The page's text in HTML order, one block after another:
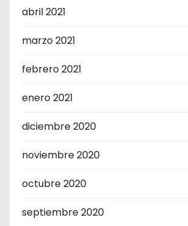
abril 2021
marzo 2021
febrero 2021
enero 2021
diciembre 2020
noviembre 2020
octubre 2020
septiembre 2020